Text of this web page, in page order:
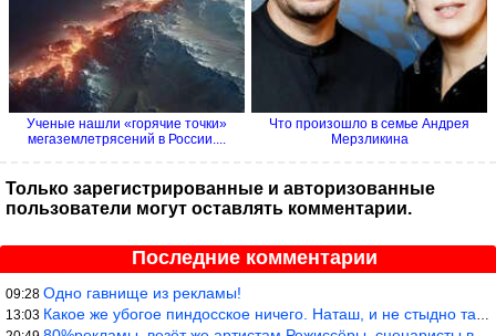
Ученые нашли «горячие точки»
мегаземлетрясений в России....
Что произошло в семье Андрея
Мерзликина
Только зарегистрированные и авторизованные
пользователи могут оставлять комментарии.
Последние комментарии
09:28 Одно гавнище из рекламы!
13:03 Какое же убогое пиндосское ничего. Наташ, и не стыдно такую фигн